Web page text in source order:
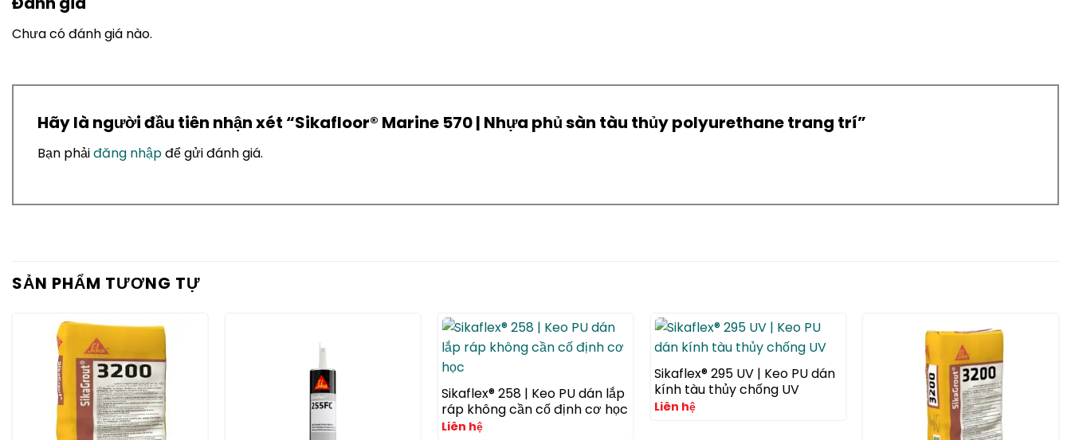
Chưa có đánh giá nào.
Hãy là người đầu tiên nhận xét “ Sikafloor® Marine 570 | Nhựa phủ sàn tàu thủy polyurethane trang trí”
Bạn phảiđăng nhậpđể gửi đánh giá.
SẢN PHẨM TƯƠNG TỰ
Sikaflex® 258 | Keo PU dán lắp
ráp không cần cố định cơ học
Liên hệ
Sikaflex® 295 UV | Keo PU dán
kính tàu thủy chống UV
Liên hệ